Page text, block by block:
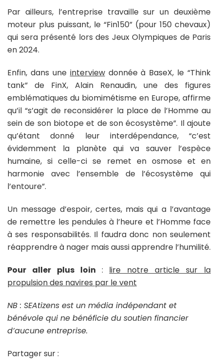
Par ailleurs, l’entreprise travaille sur un deuxième
moteur plus puissant, le “Fin150” (pour 150 chevaux)
qui sera présenté lors des Jeux Olympiques de Paris
en 2024.
Enfin, dans une interviewdonnée à BaseX, le “Think
tank” de FinX, Alain Renaudin, une des figures
emblématiques du biomimétisme en Europe, affirme
qu’il “s’agit de reconsidérer la place de l’Homme au
sein de son biotope et de son écosystème”. Il ajoute
qu’étant donné leur interdépendance, “c’est
évidemment la planète qui va sauver l’espèce
humaine, si celle-ci se remet en osmose et en
harmonie avec l’ensemble de l’écosystème qui
l’entoure”.
Un message d’espoir, certes, mais qui a l’avantage
de remettre les pendules à l’heure et l’Homme face
à ses responsabilités. Il faudra donc non seulement
réapprendre à nager mais aussi apprendre l’humilité.
Pour aller plus loin : lire notre article sur la
propulsion des navires par le vent
NB : SEAtizens est un média indépendant et
bénévole qui ne bénéficie du soutien financier
d’aucune entreprise.
Partager sur :